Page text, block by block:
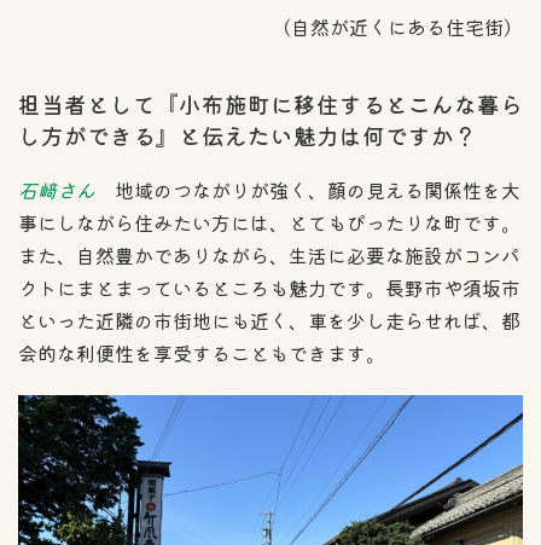
（自然が近くにある住宅街）
担当者として『小布施町に移住するとこんな暮ら
し方ができる』と伝えたい魅力は何ですか？
石﨑さん 地域のつながりが強く、顔の見える関係性を大
事にしながら住みたい方には、とてもぴったりな町です。
また、自然豊かでありながら、生活に必要な施設がコンパ
クトにまとまっているところも魅力です。長野市や須坂市
といった近隣の市街地にも近く、車を少し走らせれば、都
会的な利便性を享受することもできます。